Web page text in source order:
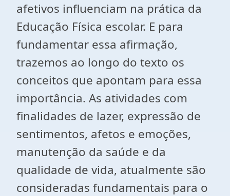
afetivos influenciam na prática da
Educação Física escolar. E para
fundamentar essa afirmação,
trazemos ao longo do texto os
conceitos que apontam para essa
importância. As atividades com
finalidades de lazer, expressão de
sentimentos, afetos e emoções,
manutenção da saúde e da
qualidade de vida, atualmente são
consideradas fundamentais para o